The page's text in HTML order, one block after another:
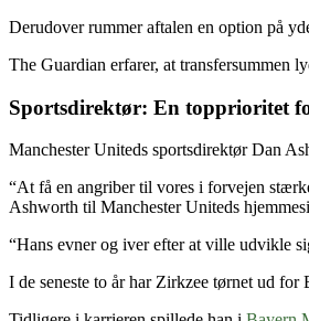
Derudover rummer aftalen en option på
The Guardian erfarer, at transfersummen
Sportsdirektør: En topprioritet
Manchester Uniteds sportsdirektør Dan
“At få en angriber til vores i forvejen
Ashworth til Manchester Uniteds
“Hans evner og iver efter at ville udvikle
I de seneste to år har Zirkzee tørnet ud for